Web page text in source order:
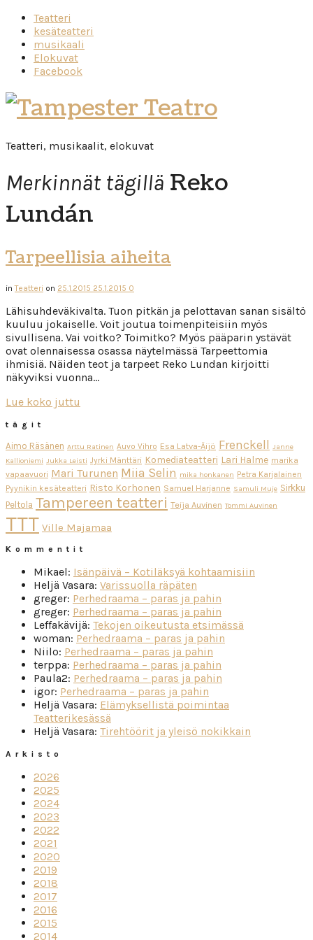
Teatteri
kesäteatteri
musikaali
Elokuvat
Facebook
Tampester
Teatro
Teatteri, musikaalit, elokuvat
Merkinnät tägillä Reko
Lundán
Tarpeellisia aiheita
inTeatteri on 25.1.2015 25.1.2015 0
Lähisuhdeväkivalta. Tuon pitkän ja pelottavan sanan sisältö
kuuluu jokaiselle. Voit joutua toimenpiteisiin myös
sivullisena. Vai voitko? Toimitko? Myös pääparin ystävät
ovat olennaisessa osassa näytelmässä Tarpeettomia
ihmisiä. Näiden teot ja tarpeet Reko Lundan kirjoitti
näkyviksi vuonna…
Lue koko juttu
tägit
Aimo Räsänen Arttu Ratinen Auvo Vihro Esa Latva-Äijö Frenckell Janne
Kallioniemi Jukka Leisti Jyrki Mänttäri Komediateatteri Lari Halme marika
vapaavuori Mari Turunen Miia Selin mika honkanen Petra Karjalainen
Pyynikin kesäteatteri Risto Korhonen Samuel Harjanne Samuli Muje Sirkku
Peltola Tampereen teatteri Teija Auvinen Tommi Auvinen
TTT Ville Majamaa
Kommentit
Mikael: Isänpäivä – Kotiläksyä kohtaamisiin
Heljä Vasara: Varissuolla räpäten
greger: Perhedraama – paras ja pahin
greger: Perhedraama – paras ja pahin
Leffakävijä: Tekojen oikeutusta etsimässä
woman: Perhedraama – paras ja pahin
Niilo: Perhedraama – paras ja pahin
terppa: Perhedraama – paras ja pahin
Paula2: Perhedraama – paras ja pahin
igor: Perhedraama – paras ja pahin
Heljä Vasara: Elämyksellistä poimintaa
Teatterikesässä
Heljä Vasara: Tirehtöörit ja yleisö nokikkain
Arkisto
2026
2025
2024
2023
2022
2021
2020
2019
2018
2017
2016
2015
2014